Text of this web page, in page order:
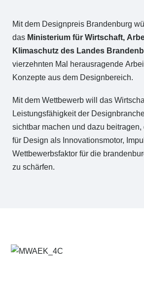
Mit dem Designpreis Brandenburg
das Ministerium für Wirtschaft,
Klimaschutz des Landes
vierzehnten Mal herausragende
Konzepte aus dem Designbereich.
Mit dem Wettbewerb will das
Leistungsfähigkeit der
sichtbar machen und dazu
für Design als Innovationsmotor,
Wettbewerbsfaktor für die
zu schärfen.